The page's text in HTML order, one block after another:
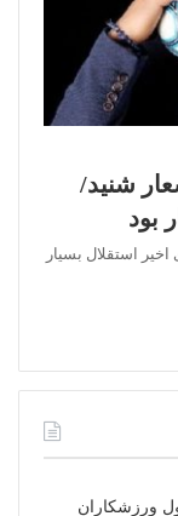
شنید/
بود
اخیر استقلال بسیار
ورزشکاران